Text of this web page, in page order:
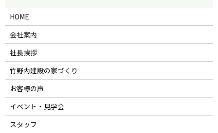
HOME
会社案内
社長挨拶
竹野内建設の家づくり
お客様の声
イベント・見学会
スタッフ